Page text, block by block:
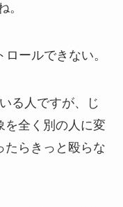
。
ールできない。
る人ですが、じ
を全く別の人に変
たらきっと殴らな